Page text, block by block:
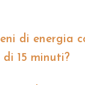
di energia
15 minuti?